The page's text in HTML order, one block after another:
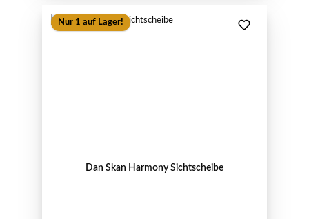
Nur 1 auf Lager!
Dan Skan Harmony Sichtscheibe